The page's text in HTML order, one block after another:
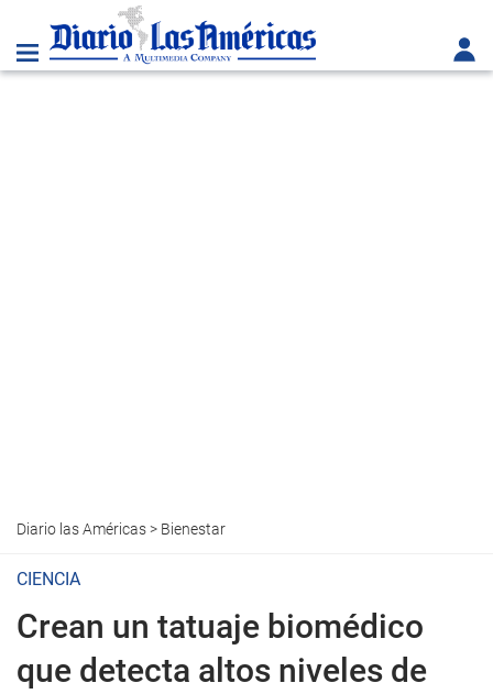
Diario las Américas> Bienestar
CIENCIA
Crean un tatuaje biomédico
que detecta altos niveles de